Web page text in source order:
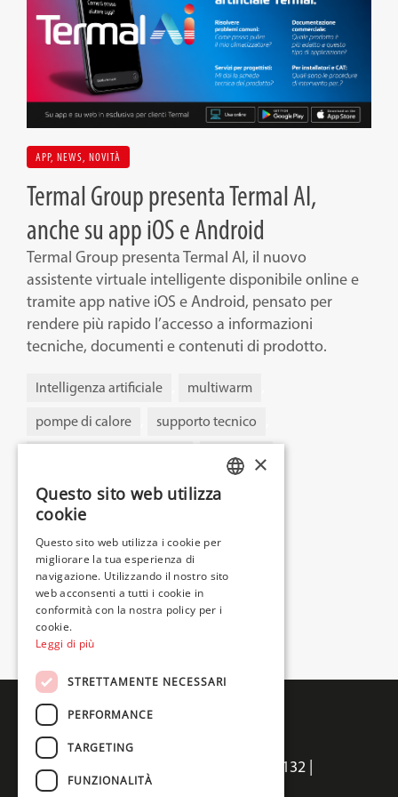
Trova un installatore
Detrazioni Fiscali
Download
Portale Assistenza
Portale Manualistica
Contatti e supporto
Area riservata
APP, NEWS, NOVITÀ
Termal Group presenta Termal AI,
anche su app iOS e Android
Termal Group presenta Termal AI, il nuovo
assistente virtuale intelligente disponibile online e
tramite app native iOS e Android, pensato per
rendere più rapido l’accesso a informazioni
tecniche, documenti e contenuti di prodotto.
Intelligenza artificiale multiwarm
pompe di calore supporto tecnico
Termal AI
Termal Group
LEGGI L'ARTICOLO
Termal Sales srl | Via della Salute 14, 40132 |
Bologna, Italia
×
Questo sito web utilizza
cookie
Questo sito web utilizza i cookie per
migliorare la tua esperienza di
navigazione. Utilizzando il nostro sito
web acconsenti a tutti i cookie in
conformità con la nostra policy per i
cookie.
Leggi di più
STRETTAMENTE NECESSARI
PERFORMANCE
TARGETING
FUNZIONALITÀ